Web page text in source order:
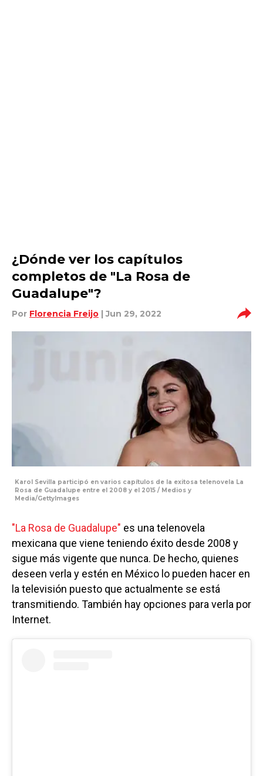
¿Dónde ver los capítulos
completos de "La Rosa de
Guadalupe"?
Por Florencia Freijo | Jun 29, 2022
Karol Sevilla participó en varios capítulos de la exitosa telenovela La
Rosa de Guadalupe entre el 2008 y el 2015 / Medios y
Media/GettyImages
"La Rosa de Guadalupe" es una telenovela
mexicana que viene teniendo éxito desde 2008 y
sigue más vigente que nunca. De hecho, quienes
deseen verla y estén en México lo pueden hacer en
la televisión puesto que actualmente se está
transmitiendo. También hay opciones para verla por
Internet.